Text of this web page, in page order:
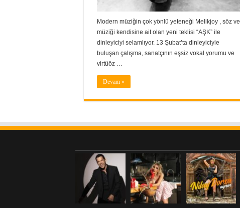
Modern müziğin çok yönlü yeteneği Melikjoy , söz ve
müziği kendisine ait olan yeni teklisi “AŞK” ile
dinleyiciyi selamlıyor. 13 Şubat’ta dinleyiciyle
buluşan çalışma, sanatçının eşsiz vokal yorumu ve
virtüöz …
Devam »